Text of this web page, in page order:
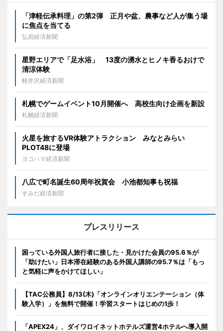
「津軽伝承料理」の第2弾 正月や盆、農事など人が集う場
に焦点を当てる
弘前経済新聞
星野エリアで「足水浴」 13度の湧水とヒノキ香るおけで
清涼体験
軽井沢経済新聞
札幌でゲームイベント10月開催へ 高校生向け企画を新設
札幌経済新聞
火星を旅するVR体験アトラクション みなとみらい
PLOT48に登場
ヨコハマ経済新聞
八広で町名誕生60周年祝賀会 小池都知事も祝福
すみだ経済新聞
プレスリリース
困っている外国人旅行者に接した・見かけた会員の95.6％が
「助けたい」日本滞在経験のある外国人講師の95.7％は「もっ
と気軽に声をかけてほしい」
【TAC公務員】8/13(木)「オンラインオリエンテーション（体
験入学）」を無料で開催！学習スタートはじめの1歩！
「APEX24」、ダイワロイネットホテルズ運営4ホテルへ導入開